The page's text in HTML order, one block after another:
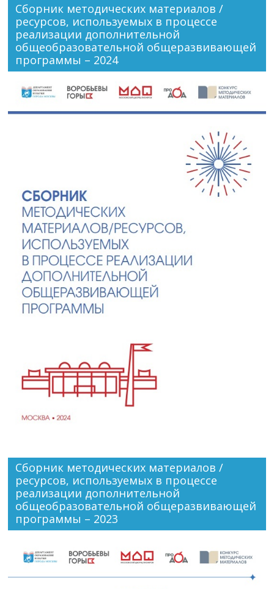
Сборник методических материалов /
ресурсов, используемых в процессе
реализации дополнительной
общеобразовательной общеразвивающей
программы – 2024
Сборник методических материалов /
ресурсов, используемых в процессе
реализации дополнительной
общеобразовательной общеразвивающей
программы – 2023